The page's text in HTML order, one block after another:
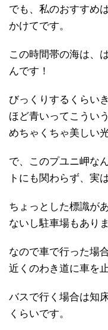
でも、私のおすすめ
かけてです。
この時間帯の海は、
んです！
びっくりするくらい
ほど青いってこうい
めちゃくちゃ美しい
で、このプユニ岬な
トにも関わらず、実
ちょっとした標識が
ないし駐車場もありま
なので車で行った場
近くのわき道に車を
バスで行く場合は知
くらいです。